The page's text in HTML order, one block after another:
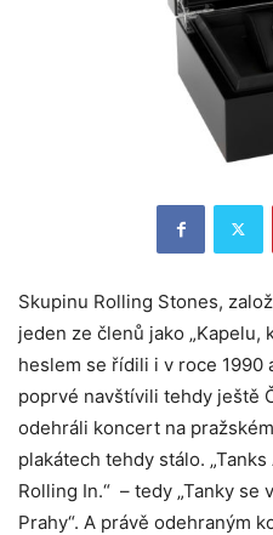
Skupinu Rolling Stones,
jeden ze členů jako „Kapelu,
heslem se řídili i v roce 1990
poprvé navštívili tehdy ještě
odehráli koncert na
plakátech tehdy stálo.
Rolling In.“ – tedy „Tanky se
Prahy“. A právě odehraným